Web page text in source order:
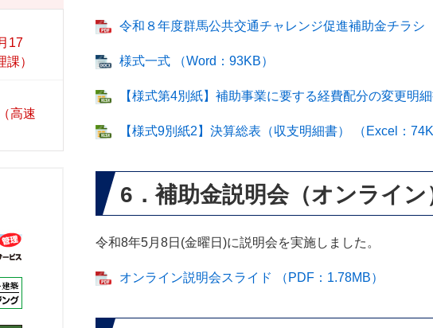
令和８年度群馬公共交通チャレンジ促進補助金チラシ
様式一式 （Word：93KB）
【様式第4別紙】補助事業に要する経費配分の変更明
【様式9別紙2】決算総表（収支明細書） （Excel：
6．補助金説明会（オンライン
令和8年5月8日(金曜日)に説明会を実施しました。
オンライン説明会スライド （PDF：1.78MB）
17
）
高速